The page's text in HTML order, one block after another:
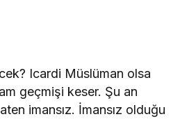
Icardi Müslüman olsa
geçmişi keser. Şu an
imansız. İmansız olduğu